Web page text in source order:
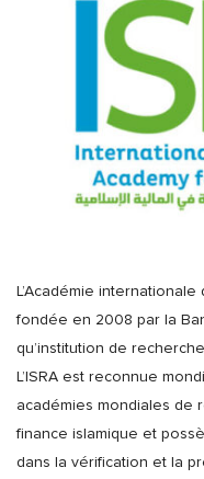
L’Académie
fondée en 2008 par la
qu’institution de
L’ISRA est reconnue
académies mondiales de
finance islamique et
dans la vérification et la